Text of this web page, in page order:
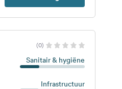
(0)
Sanitair & hygiëne
Infrastructuur